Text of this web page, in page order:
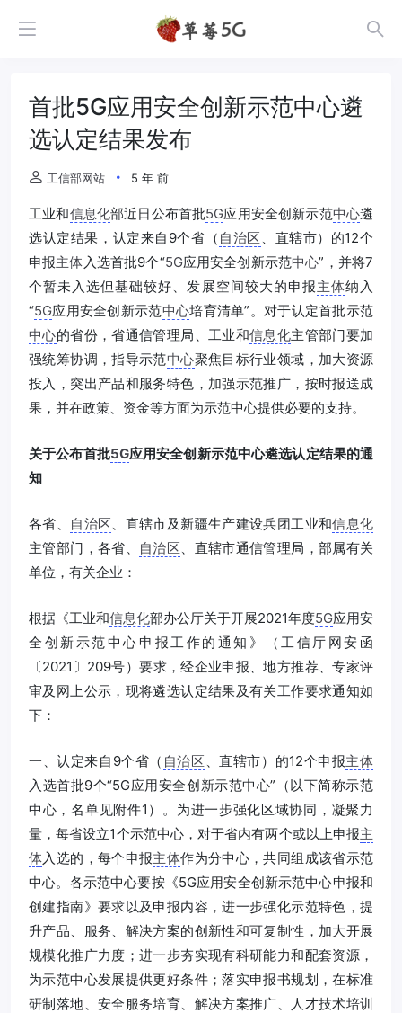
首批5G应用安全创新示范中心遴
选认定结果发布
工信部网站 5 年 前
工业和信息化部近日公布首批5G应用安全创新示范中心遴
选认定结果，认定来自9个省（ 自治区
、直辖市）的12个
申报主体 入选首批9个“5G应用安全创新示范中心”，并将7
个暂未入选但基础较好、发展空间较大的申报主体纳入
“5G应用安全创新示范中心培育清单”。对于认定首批示范
中心的省份，省通信管理局、工业和信息化主管部门要加
强统筹协调，指导示范中心聚焦目标行业领域，加大资源
投入，突出产品和服务特色，加强示范推广，按时报送成
果，并在政策、资金等方面为示范中心提供必要的支持。
关于公布首批5G应用安全创新示范中心遴选认定结果的通
知
各省、 自治区 、直辖市及新疆生产建设兵团工业和信息化
主管部门，各省、
自治区 、直辖市通信管理局，部属有关
单位，有关企业：
根据《工业和信息化部办公厅关于开展2021年度5G应用安
全创新示范中心申报工作的通知》（工信厅网安函
〔2021〕209号）要求，经企业申报、地方推荐、专家评
审及网上公示，现将遴选认定结果及有关工作要求通知如
下：
一、认定来自9个省（ 自治区 、直辖市）的12个申报主体
入选首批9个“5G应用安全创新示范中心”（以下简称示范
中心，名单见附件1）。为进一步强化区域协同，凝聚力
量，每省设立1个示范中心，对于省内有两个或以上申报主
体入选的，每个申报主体作为分中心，共同组成该省示范
中心。各示范中心要按《5G应用安全创新示范中心申报和
创建指南》要求以及申报内容，进一步强化示范特色，提
升产品、服务、解决方案的创新性和可复制性，加大开展
规模化推广力度；进一步夯实现有科研能力和配套资源，
为示范中心发展提供更好条件；落实申报书规划，在标准
研制落地、安全服务培育、解决方案推广、人才技术培训